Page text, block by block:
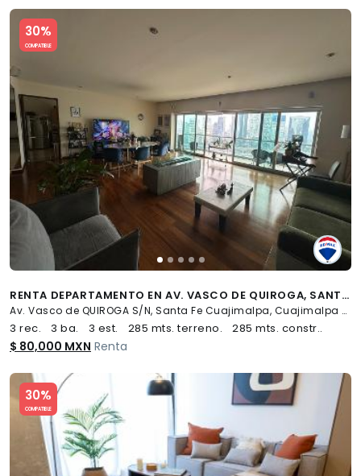
30%
COMPATIBLE
Slide 1 of 5
RENTA DEPARTAMENTO EN AV. VASCO DE QUIROGA, SANTA FE CUAJIMALPA, CDMX - (34)
Av. Vasco de QUIROGA S/N, Santa Fe Cuajimalpa, Cuajimalpa de Morelos
3 rec. 3 ba. 3 est. 285 mts. terreno. 285 mts. constr..
$ 80,000 MXN Renta
30%
COMPATIBLE
Slide 1 of 5